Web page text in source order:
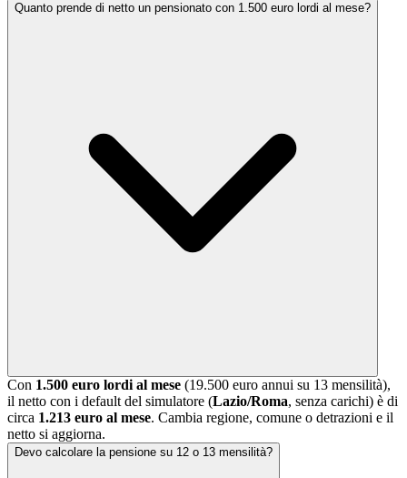
Quanto prende di netto un pensionato con 1.500 euro lordi al mese?
Con 1.500 euro lordi al mese (19.500 euro annui su 13 mensilità),
il netto con i default del simulatore (Lazio/Roma, senza carichi) è di
circa 1.213 euro al mese. Cambia regione, comune o detrazioni e il
netto si aggiorna.
Devo calcolare la pensione su 12 o 13 mensilità?